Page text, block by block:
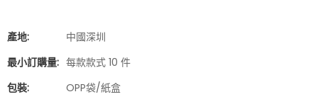
產地:
中國深圳
最小訂購量: 每款款式 10 件
包裝:
OPP袋/紙盒